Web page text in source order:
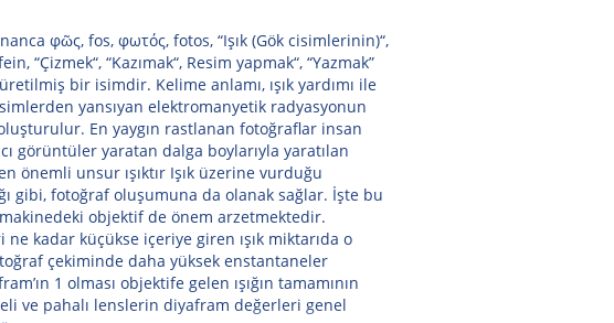
φῶς, fos, φωτός, fotos, “Işık (Gök cisimlerinin)“,
“Çizmek“, “Kazımak“, Resim yapmak“, “Yazmak”
bir isimdir. Kelime anlamı, ışık yardımı ile
yansıyan elektromanyetik radyasyonun
En yaygın rastlanan fotoğraflar insan
görüntüler yaratan dalga boylarıyla yaratılan
önemli unsur ışıktır Işık üzerine vurduğu
gibi, fotoğraf oluşumuna da olanak sağlar. İşte bu
objektif de önem arzetmektedir.
kadar küçükse içeriye giren ışık miktarıda o
çekiminde daha yüksek enstantaneler
1 olması objektife gelen ışığın tamamının
ve pahalı lenslerin diyafram değerleri genel